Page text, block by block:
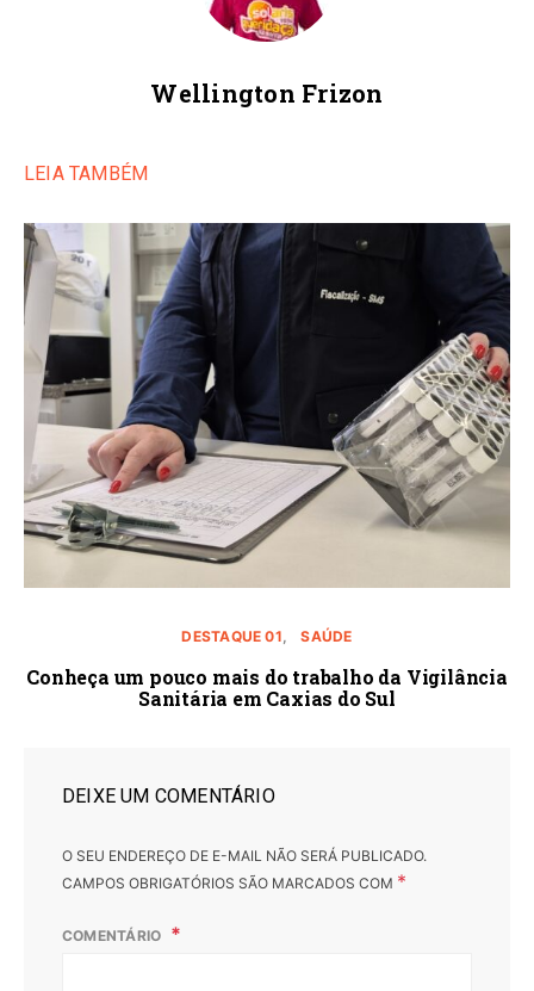
Wellington Frizon
LEIA TAMBÉM
DESTAQUE 01 SAÚDE
Conheça um pouco mais do trabalho da Vigilância
Sanitária em Caxias do Sul
DEIXE UM COMENTÁRIO
O SEU ENDEREÇO DE E-MAIL NÃO SERÁ PUBLICADO.
CAMPOS OBRIGATÓRIOS SÃO MARCADOS COM *
COMENTÁRIO